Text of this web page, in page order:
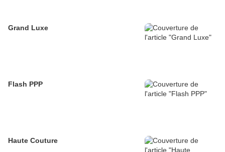
Grand Luxe
Flash PPP
Haute Couture